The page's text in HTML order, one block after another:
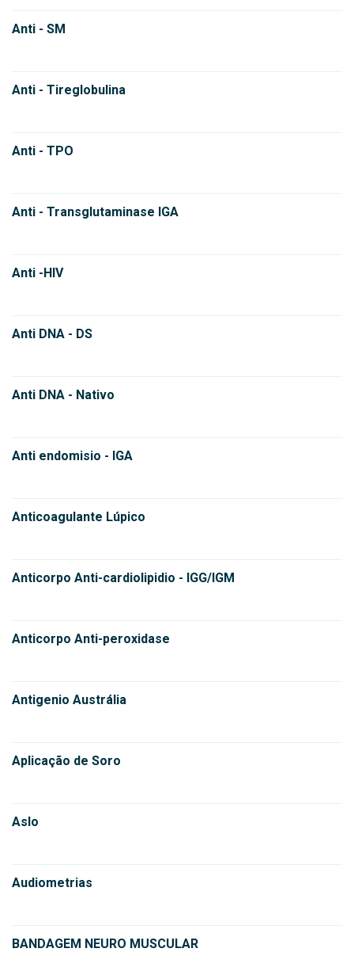
Anti - SM
Anti - Tireglobulina
Anti - TPO
Anti - Transglutaminase IGA
Anti -HIV
Anti DNA - DS
Anti DNA - Nativo
Anti endomisio - IGA
Anticoagulante Lúpico
Anticorpo Anti-cardiolipidio - IGG/IGM
Anticorpo Anti-peroxidase
Antigenio Austrália
Aplicação de Soro
Aslo
Audiometrias
BANDAGEM NEURO MUSCULAR